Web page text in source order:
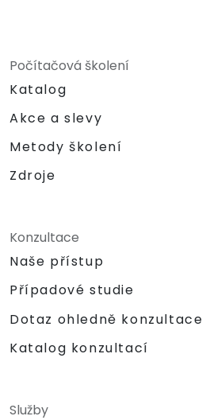
Počítačová školení
Katalog
Akce a slevy
Metody školení
Zdroje
Konzultace
Naše přístup
Případové studie
Dotaz ohledně konzultace
Katalog konzultací
Služby